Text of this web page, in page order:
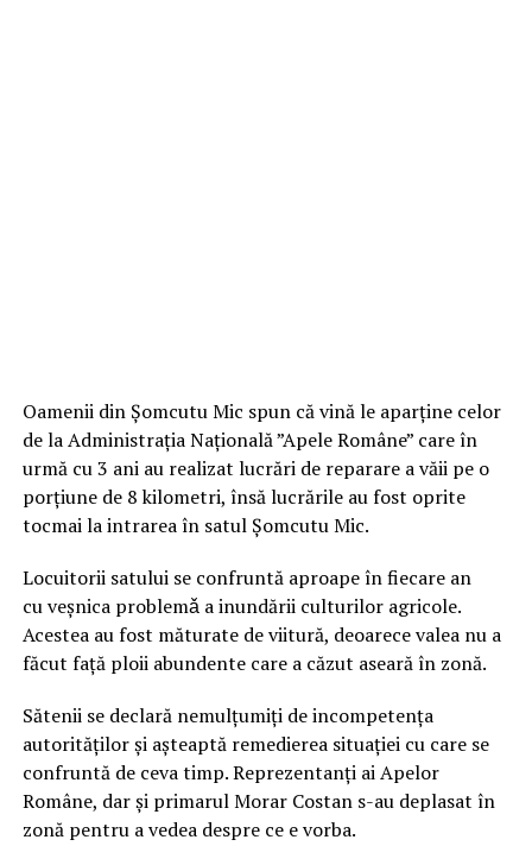
Oamenii din Șomcutu Mic spun că vină le aparţine celor
de la Administrația Națională ”Apele Române” care în
urmă cu 3 ani au realizat lucrări de reparare a văii pe o
porțiune de 8 kilometri, însă lucrările au fost oprite
tocmai la intrarea în satul Șomcutu Mic.
Locuitorii satului se confruntă aproape în fiecare an
cu veşnica problemǎ a inundării culturilor agricole.
Acestea au fost măturate de viitură, deoarece valea nu a
făcut faţă ploii abundente care a căzut aseară în zonă.
Sătenii se declară nemulţumiţi de incompetenţa
autorităţilor şi aşteaptă remedierea situaţiei cu care se
confruntă de ceva timp. Reprezentanți ai Apelor
Române, dar și primarul Morar Costan s-au deplasat în
zonă pentru a vedea despre ce e vorba.